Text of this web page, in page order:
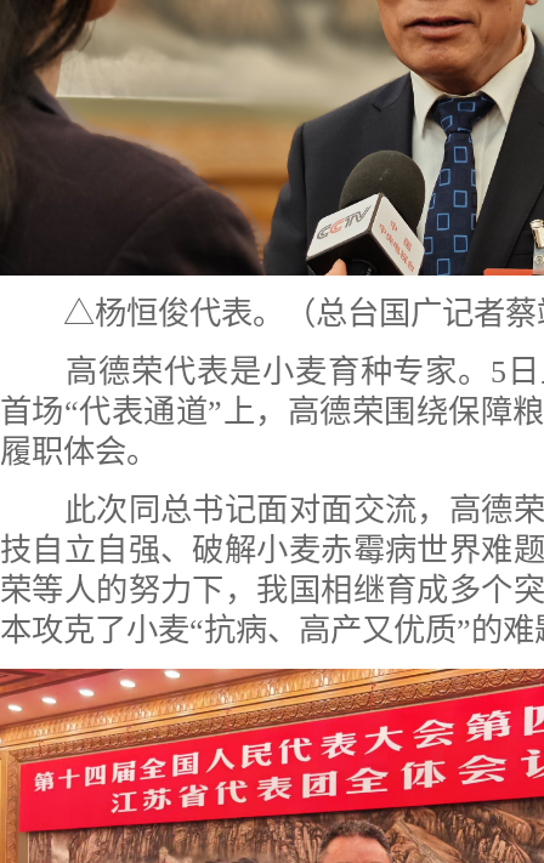
△杨恒俊代表。（总台国广记者蔡
高德荣代表是小麦育种专家。5日
首场“代表通道”上，高德荣围绕保障
履职体会。
此次同总书记面对面交流，高德荣
技自立自强、破解小麦赤霉病世界难
荣等人的努力下，我国相继育成多个
本攻克了小麦“抗病、高产又优质”的难